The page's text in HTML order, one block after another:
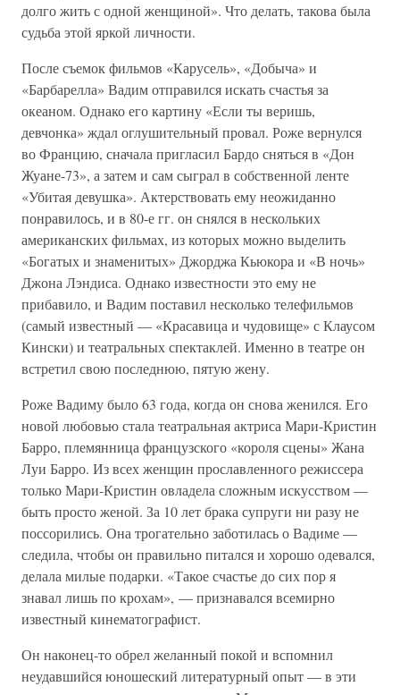
долго жить с одной женщиной». Что делать, такова была
судьба этой яркой личности.
После съемок фильмов «Карусель», «Добыча» и
«Барбарелла» Вадим отправился искать счастья за
океаном. Однако его картину «Если ты веришь,
девчонка» ждал оглушительный провал. Роже вернулся
во Францию, сначала пригласил Бардо сняться в «Дон
Жуане-73», а затем и сам сыграл в собственной ленте
«Убитая девушка». Актерствовать ему неожиданно
понравилось, и в 80-е гг. он снялся в нескольких
американских фильмах, из которых можно выделить
«Богатых и знаменитых» Джорджа Кьюкора и «В ночь»
Джона Лэндиса. Однако известности это ему не
прибавило, и Вадим поставил несколько телефильмов
(самый известный — «Красавица и чудовище» с Клаусом
Кински) и театральных спектаклей. Именно в театре он
встретил свою последнюю, пятую жену.
Роже Вадиму было 63 года, когда он снова женился. Его
новой любовью стала театральная актриса Мари-Кристин
Барро, племянница французского «короля сцены» Жана
Луи Барро. Из всех женщин прославленного режиссера
только Мари-Кристин овладела сложным искусством —
быть просто женой. За 10 лет брака супруги ни разу не
поссорились. Она трогательно заботилась о Вадиме —
следила, чтобы он правильно питался и хорошо одевался,
делала милые подарки. «Такое счастье до сих пор я
знавал лишь по крохам», — признавался всемирно
известный кинематографист.
Он наконец-то обрел желанный покой и вспомнил
неудавшийся юношеский литературный опыт — в эти